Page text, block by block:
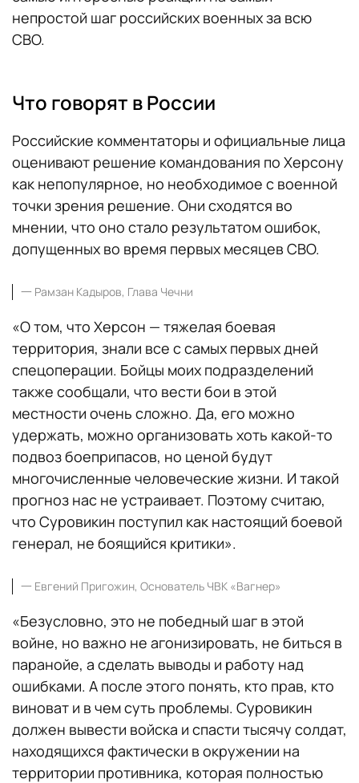
непростой шаг российских военных за всю
СВО.
Что говорят в России
Российские комментаторы и официальные лица
оценивают решение командования по Херсону
как непопулярное, но необходимое с военной
точки зрения решение. Они сходятся во
мнении, что оно стало результатом ошибок,
допущенных во время первых месяцев СВО.
一 Рамзан Кадыров, Глава Чечни
«О том, что Херсон — тяжелая боевая
территория, знали все с самых первых дней
спецоперации. Бойцы моих подразделений
также сообщали, что вести бои в этой
местности очень сложно. Да, его можно
удержать, можно организовать хоть какой-то
подвоз боеприпасов, но ценой будут
многочисленные человеческие жизни. И такой
прогноз нас не устраивает. Поэтому считаю,
что Суровикин поступил как настоящий боевой
генерал, не боящийся критики».
一 Евгений Пригожин, Основатель ЧВК «Вагнер»
«Безусловно, это не победный шаг в этой
войне, но важно не агонизировать, не биться в
паранойе, а сделать выводы и работу над
ошибками. А после этого понять, кто прав, кто
виноват и в чем суть проблемы. Суровикин
должен вывести войска и спасти тысячу солдат,
находящихся фактически в окружении на
территории противника, которая полностью